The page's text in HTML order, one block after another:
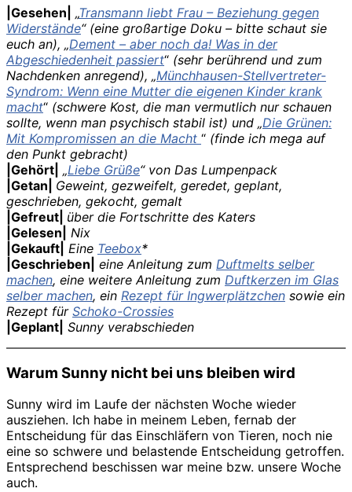
|Gesehen| „Transmann liebt Frau – Beziehung gegen
Widerstände“ (eine großartige Doku – bitte schaut sie
euch an), „Dement – aber noch da! Was in der
Abgeschiedenheit passiert“ (sehr berührend und zum
Nachdenken anregend), „Münchhausen-Stellvertreter-
Syndrom: Wenn eine Mutter die eigenen Kinder krank
macht“ (schwere Kost, die man vermutlich nur schauen
sollte, wenn man psychisch stabil ist) und „Die Grünen:
Mit Kompromissen an die Macht “ (finde ich mega auf
den Punkt gebracht)
|Gehört| „Liebe Grüße“ von Das Lumpenpack
|Getan| Geweint, gezweifelt, geredet, geplant,
geschrieben, gekocht, gemalt
|Gefreut| über die Fortschritte des Katers
|Gelesen|
Nix
|Gekauft| Eine Teebox*
|Geschrieben| eine Anleitung zum Duftmelts selber
machen, eine weitere Anleitung zum Duftkerzen im Glas
selber machen, ein Rezept für Ingwerplätzchen sowie ein
Rezept für Schoko-Crossies
|Geplant| Sunny verabschieden
Warum Sunny nicht bei uns bleiben wird
Sunny wird im Laufe der nächsten Woche wieder
ausziehen. Ich habe in meinem Leben, fernab der
Entscheidung für das Einschläfern von Tieren, noch nie
eine so schwere und belastende Entscheidung getroffen.
Entsprechend beschissen war meine bzw. unsere Woche
auch.